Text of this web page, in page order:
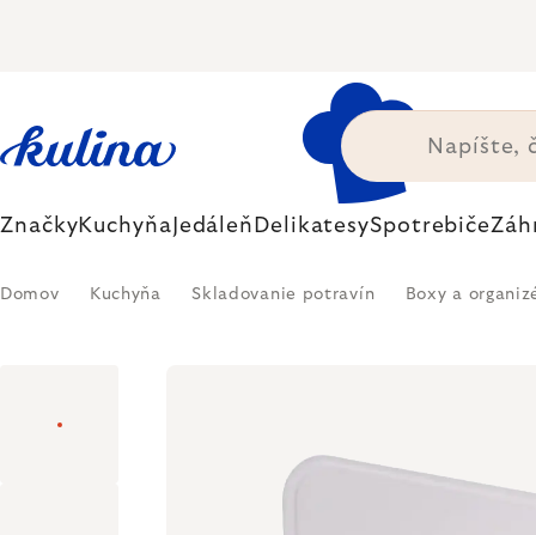
ZnačkyKuchyňa Jedáleň DelikatesySpotrebiče
Domov Kuchyňa Skladovanie potravín Boxy a